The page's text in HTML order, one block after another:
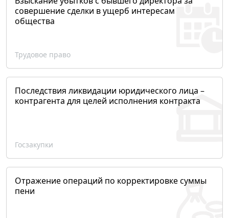
совершение сделки в ущерб интересам
общества
Трудовое право
Последствия ликвидации юридического лица –
контрагента для целей исполнения контракта
Госзакупки
Отражение операций по корректировке суммы
пени